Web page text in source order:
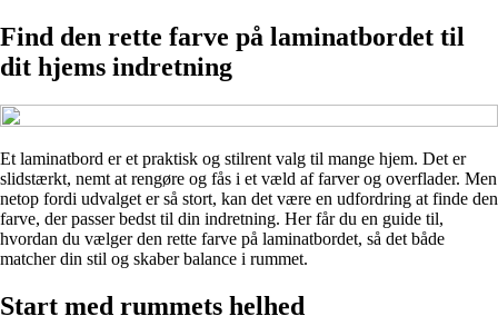
Find den rette farve på laminatbordet til
dit hjems indretning
Et laminatbord er et praktisk og stilrent valg til mange hjem. Det er
slidstærkt, nemt at rengøre og fås i et væld af farver og overflader. Men
netop fordi udvalget er så stort, kan det være en udfordring at finde den
farve, der passer bedst til din indretning. Her får du en guide til,
hvordan du vælger den rette farve på laminatbordet, så det både
matcher din stil og skaber balance i rummet.
Start med rummets helhed